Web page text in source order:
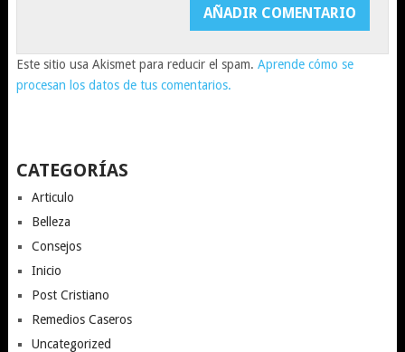
Este sitio usa Akismet para reducir el spam. Aprende cómo se
procesan los datos de tus comentarios.
CATEGORÍAS
Articulo
Belleza
Consejos
Inicio
Post Cristiano
Remedios Caseros
Uncategorized